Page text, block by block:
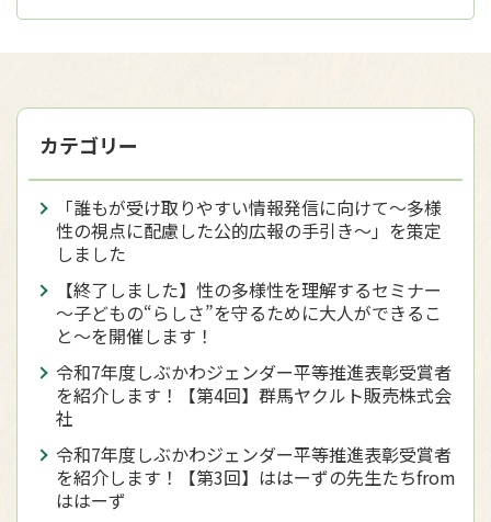
カテゴリー
「誰もが受け取りやすい情報発信に向けて～多様
性の視点に配慮した公的広報の手引き～」を策定
しました
【終了しました】性の多様性を理解するセミナー
～子どもの“らしさ”を守るために大人ができるこ
と～を開催します！
令和7年度しぶかわジェンダー平等推進表彰受賞者
を紹介します！【第4回】群馬ヤクルト販売株式会
社
令和7年度しぶかわジェンダー平等推進表彰受賞者
を紹介します！【第3回】ははーずの先生たちfrom
ははーず